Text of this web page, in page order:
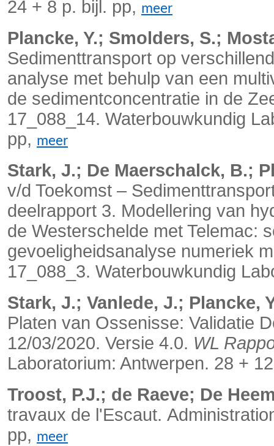
24 + 8 p. bijl. pp, meer
Plancke, Y.; Smolders, S.;
Sedimenttransport op
analyse met behulp van een
de sedimentconcentratie in de
17_088_14. Waterbouwkundig
pp, meer
Stark, J.; De Maerschalck, B.;
v/d Toekomst –
deelrapport 3. Modellering van
de Westerschelde met Telemac:
gevoeligheidsanalyse numeriek
17_088_3. Waterbouwkundig
Stark, J.; Vanlede, J.; Plancke,
Platen van Ossenisse: Validatie
12/03/2020. Versie 4.0. WL
Laboratorium: Antwerpen. 28 +
Troost, P.J.; de Raeve; De
travaux de l'Escaut.
pp, meer